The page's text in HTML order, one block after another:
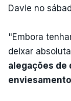
Davie no
"Embora
deixar
alegações de